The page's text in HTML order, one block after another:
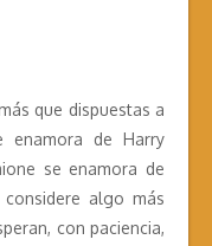
que dispuestas a
enamora de Harry
se enamora de
algo más
con paciencia,